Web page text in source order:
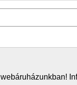
webáruházunkban!